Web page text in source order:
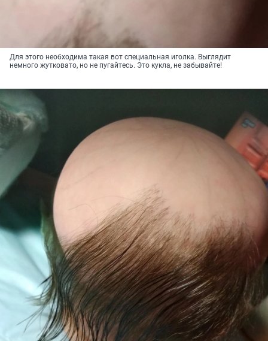
Для этого необходима такая вот специальная иголка. Выглядит
немного жутковато, но не пугайтесь. Это кукла, не забывайте!